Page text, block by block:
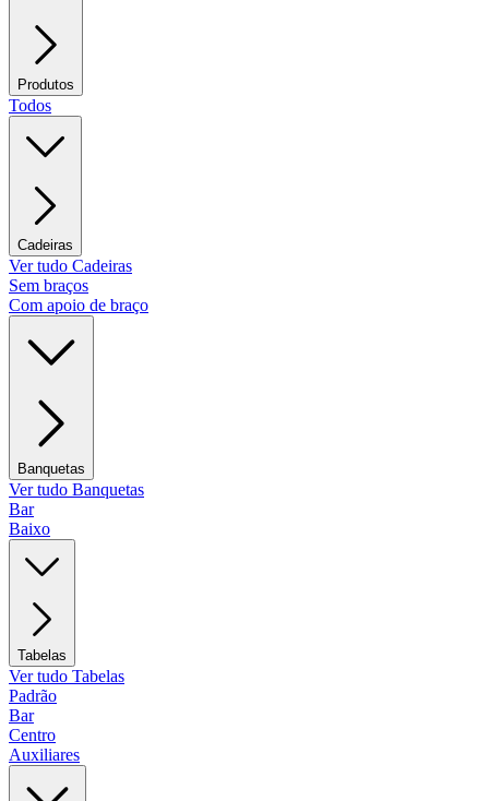
Produtos
Todos
Cadeiras
Ver tudo Cadeiras
Sem braços
Com apoio de braço
Banquetas
Ver tudo Banquetas
Bar
Baixo
Tabelas
Ver tudo Tabelas
Padrão
Bar
Centro
Auxiliares